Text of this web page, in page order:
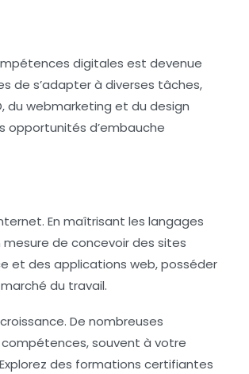
digitales est devenue
de s’adapter à diverses tâches,
, du webmarketing et du design
opportunités d’embauche
En maîtrisant les langages
mesure de concevoir des sites
et des applications web, posséder
du travail.
De nombreuses
souvent à votre
des formations certifiantes